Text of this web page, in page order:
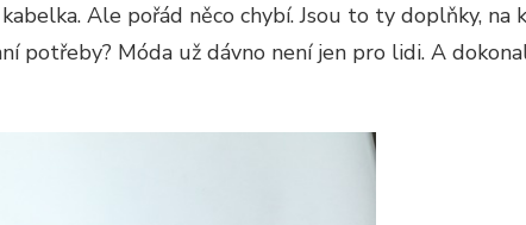
Ale pořád něco chybí. Jsou to ty doplňky, na
potřeby? Móda už dávno není jen pro lidi. A